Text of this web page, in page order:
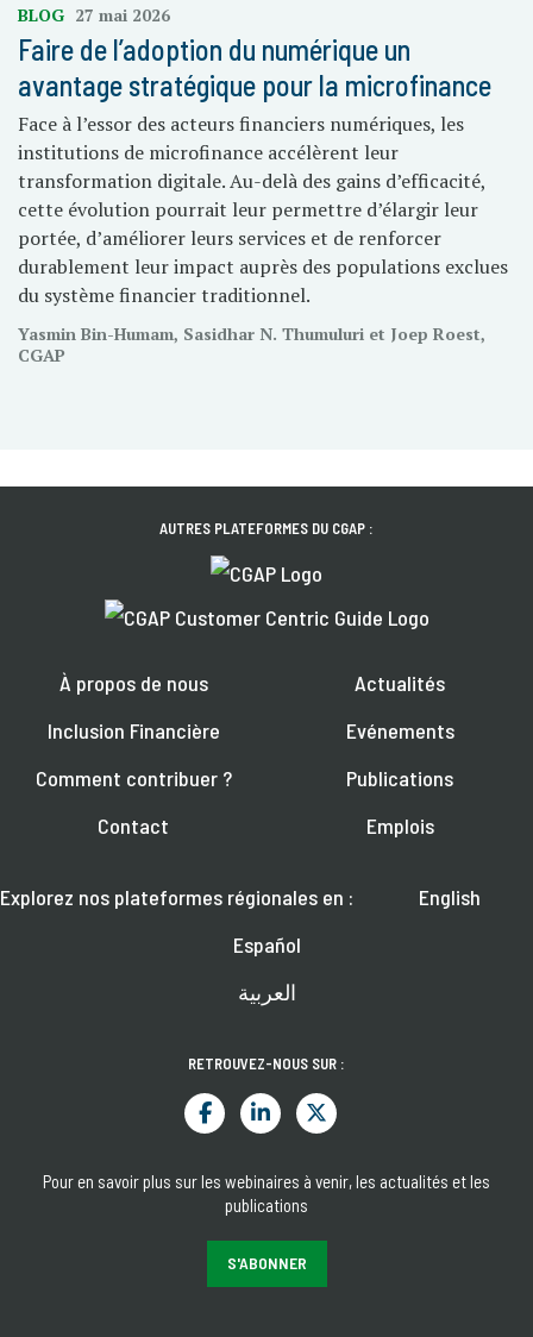
BLOG 27 mai 2026
Faire de l’adoption du numérique un
avantage stratégique pour la microfinance
Face à l’essor des acteurs financiers numériques, les
institutions de microfinance accélèrent leur
transformation digitale. Au-delà des gains d’efficacité,
cette évolution pourrait leur permettre d’élargir leur
portée, d’améliorer leurs services et de renforcer
durablement leur impact auprès des populations exclues
du système financier traditionnel.
Yasmin Bin-Humam, Sasidhar N. Thumuluri et Joep Roest,
CGAP
AUTRES PLATEFORMES DU CGAP :
À propos de nous
Inclusion Financière
Comment contribuer ?
Contact
Actualités
Evénements
Publications
Emplois
Explorez nos plateformes régionales en :
English
Español
العربية
RETROUVEZ-NOUS SUR :
Pour en savoir plus sur les webinaires à venir, les actualités et les
publications
S'ABONNER